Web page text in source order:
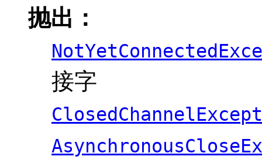
抛出：
接字